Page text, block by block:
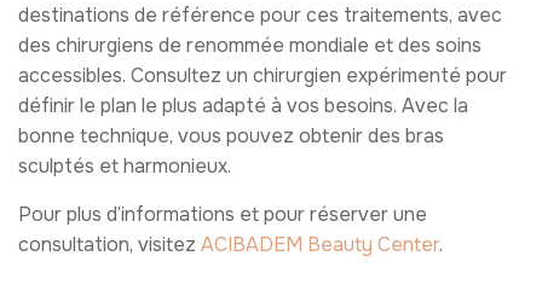
destinations de référence pour ces traitements, avec
des chirurgiens de renommée mondiale et des soins
accessibles. Consultez un chirurgien expérimenté pour
définir le plan le plus adapté à vos besoins. Avec la
bonne technique, vous pouvez obtenir des bras
sculptés et harmonieux.
Pour plus d’informations et pour réserver une
consultation, visitez ACIBADEM Beauty Center.